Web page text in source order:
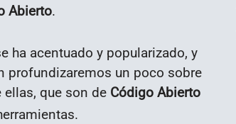
Abierto.
ha acentuado y popularizado, y
profundizaremos un poco sobre
que son de Código Abierto